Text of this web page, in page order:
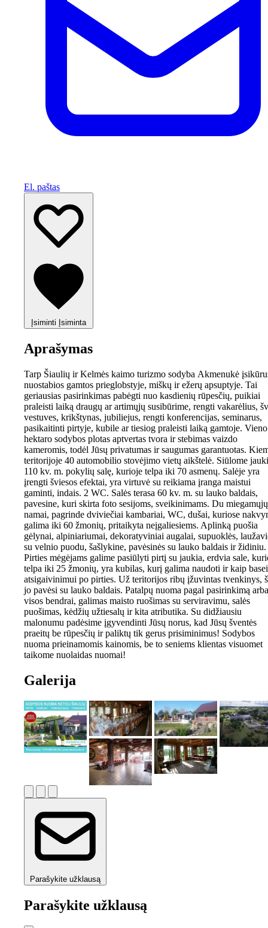
El. paštas
Įsiminti Įsiminta
Aprašymas
Tarp Šiaulių ir Kelmės kaimo turizmo sodyba Akmenukė
nuostabios gamtos prieglobstyje, miškų ir ežerų apsuptyje. Tai
geriausias pasirinkimas pabėgti nuo kasdienių rūpesčių, puikiai
praleisti laiką draugų ar artimųjų susibūrime, rengti vakarėlius,
vestuves, krikštynas, jubiliejus, rengti konferencijas, seminarus,
pasikaitinti pirtyje, kubile ar tiesiog praleisti laiką gamtoje. Vieno
hektaro sodybos plotas aptvertas tvora ir stebimas vaizdo
kameromis, todėl Jūsų privatumas ir saugumas garantuotas.
teritorijoje 40 automobilio stovėjimo vietų aikštelė. Siūlome
110 kv. m. pokylių salę, kurioje telpa iki 70 asmenų. Salėje yra
įrengti šviesos efektai, yra virtuvė su reikiama įranga maistui
gaminti, indais. 2 WC. Salės terasa 60 kv. m. su lauko baldais,
pavesine, kuri skirta foto sesijoms, sveikinimams. Du miegamųjų
namai, pagrinde dviviečiai kambariai, WC, dušai, kuriose
galima iki 60 žmonių, pritaikyta neįgaliesiems. Aplinką puošia
gėlynai, alpiniariumai, dekoratyviniai augalai, supuoklės,
su velnio puodu, šašlykine, pavėsinės su lauko baldais ir židiniu.
Pirties mėgėjams galime pasiūlyti pirtį su jaukia, erdvia sale,
telpa iki 25 žmonių, yra kubilas, kurį galima naudoti ir kaip
atsigaivinimui po pirties. Už teritorijos ribų įžuvintas tvenkinys,
jo pavėsi su lauko baldais. Patalpų nuoma pagal pasirinkimą arba
visos bendrai, galimas maisto ruošimas su serviravimu, salės
puošimas, kėdžių užtiesalų ir kita atributika. Su didžiausiu
malonumu padėsime įgyvendinti Jūsų norus, kad Jūsų šventės
praeitų be rūpesčių ir paliktų tik gerus prisiminimus! Sodybos
nuoma prieinamomis kainomis, be to seniems klientas visuomet
taikome nuolaidas nuomai!
Galerija
Parašykite užklausą
Parašykite užklausą